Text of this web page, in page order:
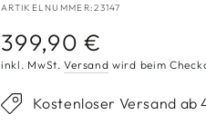
ARTIKELNUMMER:23147
Regulärer
Preis
399,90 €
inkl. MwSt.Versand wird beim
Kostenloser Versand ab